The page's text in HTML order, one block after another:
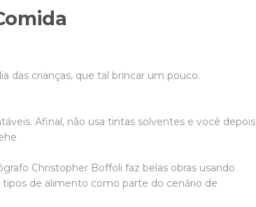
das crianças, que tal brincar um pouco.
Afinal, não usa tintas solventes e você depois
Christopher Boffoli faz belas obras usando
tipos de alimento como parte do cenário de